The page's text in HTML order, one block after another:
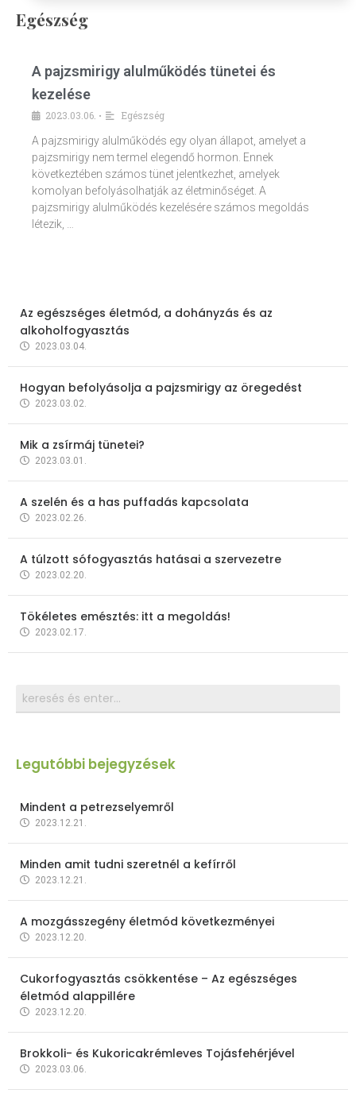
Egészség
A pajzsmirigy alulműködés tünetei és
kezelése
2023.03.06. •
Egészség
A pajzsmirigy alulműködés egy olyan állapot, amelyet a
pajzsmirigy nem termel elegendő hormon. Ennek
következtében számos tünet jelentkezhet, amelyek
komolyan befolyásolhatják az életminőséget. A
pajzsmirigy alulműködés kezelésére számos megoldás
létezik, …
Az egészséges életmód, a dohányzás és az
alkoholfogyasztás
2023.03.04.
Hogyan befolyásolja a pajzsmirigy az öregedést
2023.03.02.
Mik a zsírmáj tünetei?
2023.03.01.
A szelén és a has puffadás kapcsolata
2023.02.26.
A túlzott sófogyasztás hatásai a szervezetre
2023.02.20.
Tökéletes emésztés: itt a megoldás!
2023.02.17.
Legutóbbi bejegyzések
Mindent a petrezselyemről
2023.12.21.
Minden amit tudni szeretnél a kefírről
2023.12.21.
A mozgásszegény életmód következményei
2023.12.20.
Cukorfogyasztás csökkentése – Az egészséges
életmód alappillére
2023.12.20.
Brokkoli- és Kukoricakrémleves Tojásfehérjével
2023.03.06.